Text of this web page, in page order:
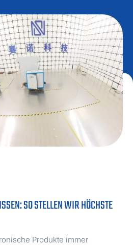
SO STELLEN WIR HÖCHSTE
Produkte immer